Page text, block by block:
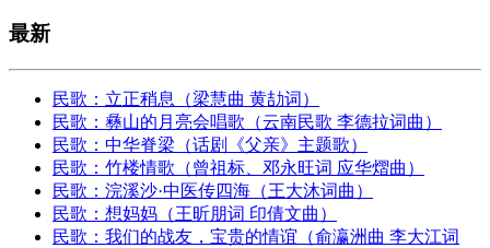
最新
民歌：立正稍息（梁慧曲 黄劼词）
民歌：彝山的月亮会唱歌（云南民歌 李德拉词曲）
民歌：中华脊梁（话剧《父亲》主题歌）
民歌：竹楼情歌（曾祖标、邓永旺词 应华熠曲）
民歌：浣溪沙·中医传四海（王大沐词曲）
民歌：想妈妈（王昕朋词 印倩文曲）
民歌：我们的战友，宝贵的情谊（俞瀛洲曲 李大江词